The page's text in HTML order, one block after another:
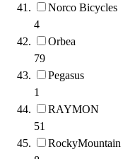
Norco Bicycles
4
Orbea
79
Pegasus
1
RAYMON
51
RockyMountain